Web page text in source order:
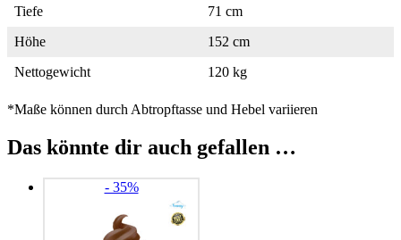
Tiefe
71 cm
Höhe
152 cm
Nettogewicht
120 kg
*Maße können durch Abtropftasse und Hebel variieren
Das könnte dir auch gefallen …
- 35%